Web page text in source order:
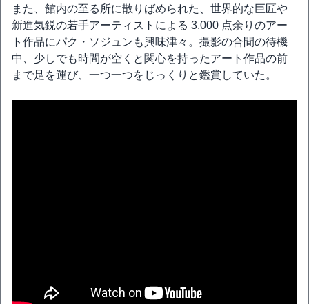
また、館内の至る所に散りばめられた、世界的な巨匠や
新進気鋭の若手アーティストによる 3,000 点余りのアー
ト作品にパク・ソジュンも興味津々。撮影の合間の待機
中、少しでも時間が空くと関心を持ったアート作品の前
まで足を運び、一つ一つをじっくりと鑑賞していた。